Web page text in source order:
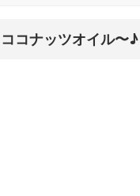
ココナッツオイル〜♪